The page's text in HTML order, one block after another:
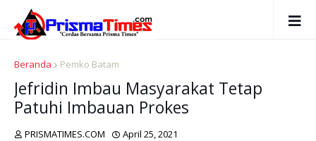
Beranda Pemko Batam
Jefridin Imbau Masyarakat Tetap
Patuhi Imbauan Prokes
PRISMATIMES.COM April 25, 2021